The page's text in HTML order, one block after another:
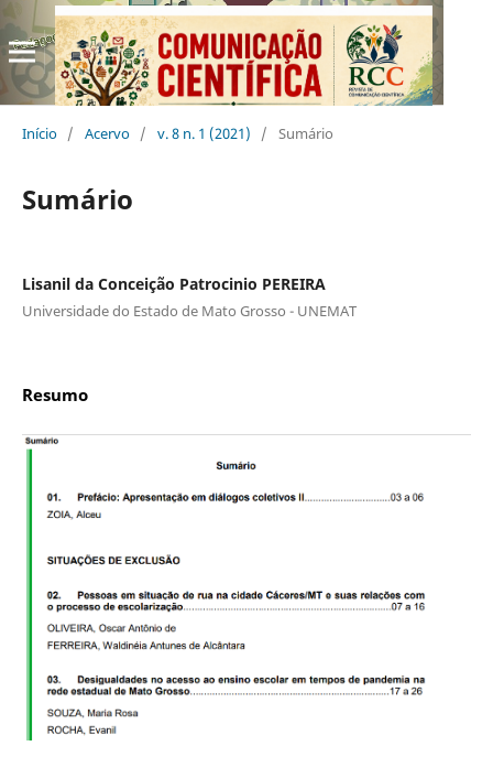
Início / Acervo / v. 8 n. 1 (2021) / Sumário
Sumário
Lisanil da Conceição Patrocinio PEREIRA
Universidade do Estado de Mato Grosso - UNEMAT
Resumo